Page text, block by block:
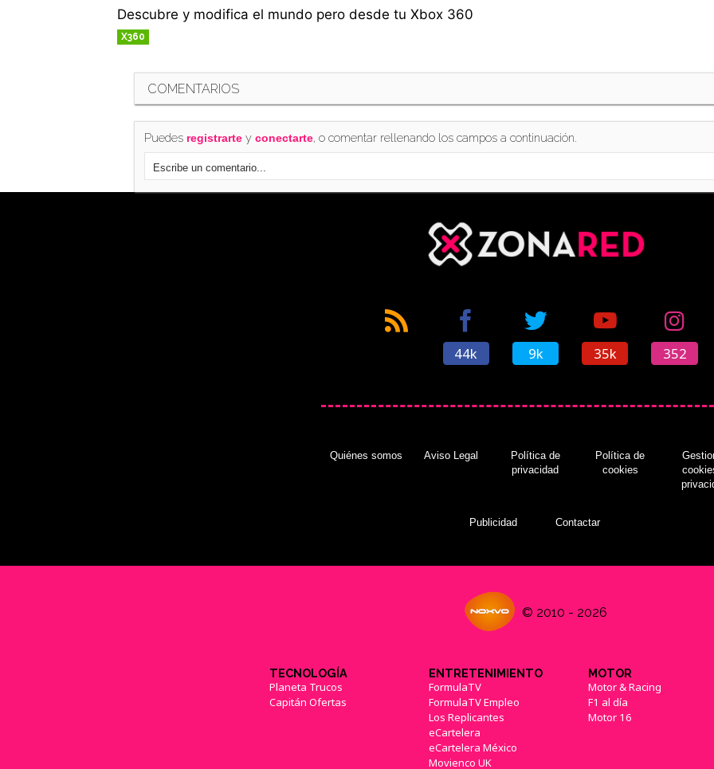
Descubre y modifica el mundo pero desde tu Xbox 360
X360
COMENTARIOS
Puedes registrartey conectarte, o comentar rellenando los campos a continuación.
44k 9k 35k 352
Quiénes somos Aviso Legal
Política de
privacidad
Política de
cookies
Publicidad Contactar
© 2010 - 2026
TECNOLOGÍA
Planeta Trucos
Capitán Ofertas
ENTRETENIMIENTO
FormulaTV
FormulaTV Empleo
Los Replicantes
eCartelera
eCartelera México
Movienco UK
MOTOR
Motor & Racing
F1 al día
Motor 16